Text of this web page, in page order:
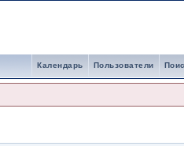
Пользователи
Календарь